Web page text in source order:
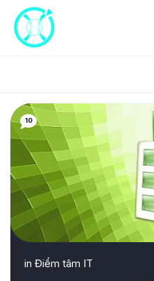
content
10
in Điểm tâm IT